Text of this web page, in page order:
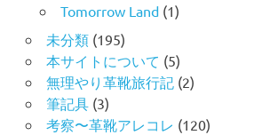
Tomorrow Land(1)
未分類(195)
本サイトについて (5)
無理やり革靴旅行記 (2)
筆記具(3)
考察〜革靴アレコレ (120)